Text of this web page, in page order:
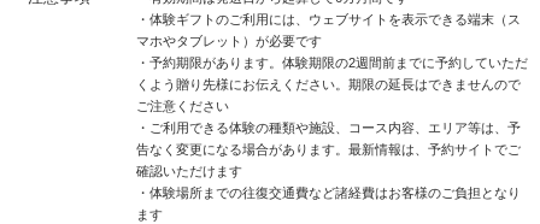
・体験ギフトのご利用には、ウェブサイトを表示できる端末（ス
マホやタブレット）が必要です
・予約期限があります。体験期限の2週間前までに予約していただ
くよう贈り先様にお伝えください。期限の延長はできませんので
ご注意ください
・ご利用できる体験の種類や施設、コース内容、エリア等は、予
告なく変更になる場合があります。最新情報は、予約サイトでご
確認いただけます
・体験場所までの往復交通費など諸経費はお客様のご負担となり
ます